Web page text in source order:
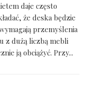
daje często
że deska będzie
przemyślenia
z dużą liczbą mebli
ją obciążyć. Przy...